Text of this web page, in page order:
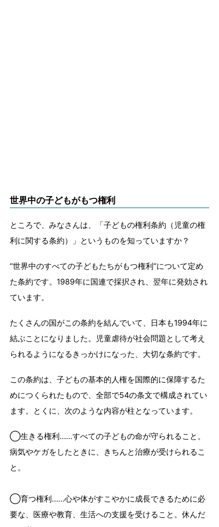
世界中の子どもがもつ権利
ところで、みなさんは、「子どもの権利条約（児童の権
利に関する条約）」というものを知っていますか？
“世界中のすべての子どもたちがもつ権利“について定め
た条約です。1989年に国連で採択され、翌年に発効され
ています。
たくさんの国がこの条約を結んでいて、日本も1994年に
結ぶことになりました。児童虐待が社会問題として考え
られるようになるきっかけになった、大切な条約です。
この条約は、子どもの基本的人権を国際的に保障するた
めにつくられたもので、全部で54の条文で構成されてい
ます。とくに、次のような内容が柱となっています。
◯生きる権利……すべての子どもの命が守られること。
病気やケガをしたときに、きちんと治療が受けられるこ
と。
◯育つ権利……心や体がすこやかに成長できるために必
要な、医療や教育、生活への支援を受けること。休んだ